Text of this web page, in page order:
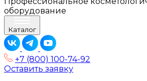
оборудование
Каталог
+7 (800) 100-74-92
Оставить заявку